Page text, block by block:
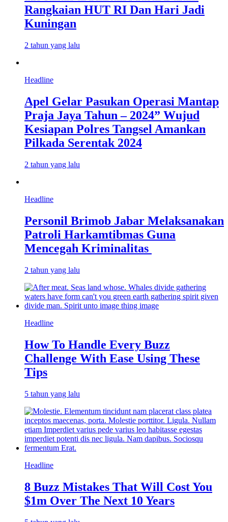
Rangkaian HUT RI Dan Hari Jadi
Kuningan
2 tahun yang lalu
Headline
Apel Gelar Pasukan Operasi Mantap
Praja Jaya Tahun – 2024” Wujud
Kesiapan Polres Tangsel Amankan
Pilkada Serentak 2024
2 tahun yang lalu
Headline
Personil Brimob Jabar Melaksanakan
Patroli Harkamtibmas Guna
Mencegah Kriminalitas
2 tahun yang lalu
Headline
How To Handle Every Buzz
Challenge With Ease Using These
Tips
5 tahun yang lalu
Headline
8 Buzz Mistakes That Will Cost You
$1m Over The Next 10 Years